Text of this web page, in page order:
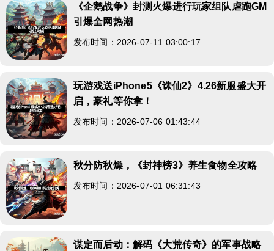
《企鹅战争》封测火爆进行玩家组队虐跑GM
引爆全网热潮
发布时间：2026-07-11 03:00:17
玩游戏送iPhone5《诛仙2》4.26新服盛大开
启，豪礼等你拿！
发布时间：2026-07-06 01:43:44
秋分防秋燥，《封神榜3》养生食物全攻略
发布时间：2026-07-01 06:31:43
谋定而后动：解码《大荒传奇》的军事战略